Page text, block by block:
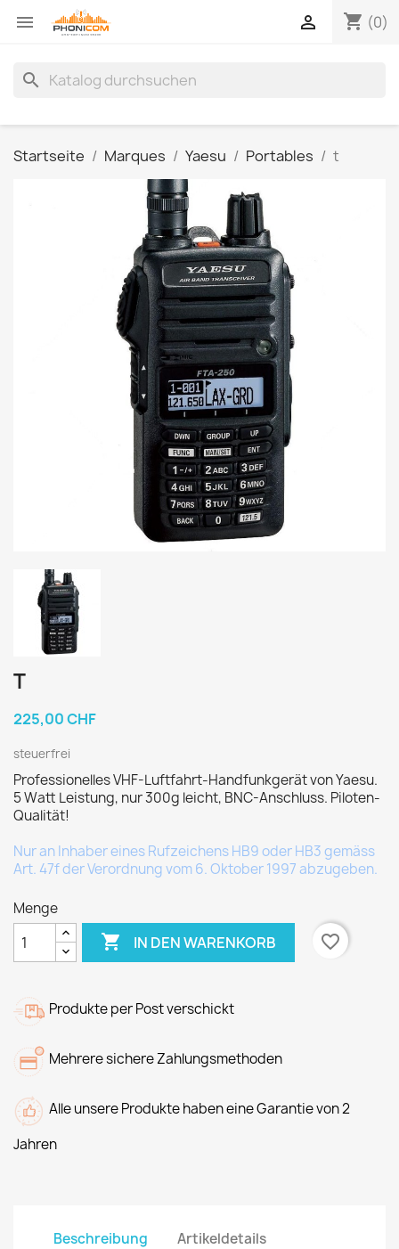
 shopping_cart (0)

search
Startseite Marques Yaesu Portables t
T
225,00 CHF
steuerfrei
Professionelles VHF-Luftfahrt-Handfunkgerät von Yaesu.
5 Watt Leistung, nur 300g leicht, BNC-Anschluss. Piloten-
Qualität!
Nur an Inhaber eines Rufzeichens HB9 oder HB3 gemäss
Art. 47f der Verordnung vom 6. Oktober 1997 abzugeben.
Menge
 IN DEN WARENKORB favorite_border
Produkte per Post verschickt
Mehrere sichere Zahlungsmethoden
Alle unsere Produkte haben eine Garantie von 2
Jahren
Beschreibung Artikeldetails